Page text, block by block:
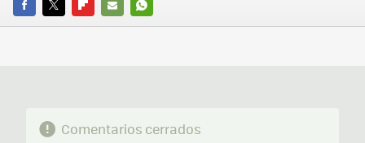
FACEBOOK
TWITTERFLIPBOARD
E-
WHATSAPP
Comentarios cerrados